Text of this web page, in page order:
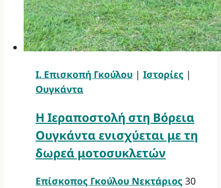
Ι. Επισκοπή Γκούλου | Ιστορίες |
Ουγκάντα
Η Ιεραποστολή στη Βόρεια
Ουγκάντα ενισχύεται με τη
δωρεά μοτοσυκλετών
Επίσκοπος Γκούλου Νεκτάριος 30